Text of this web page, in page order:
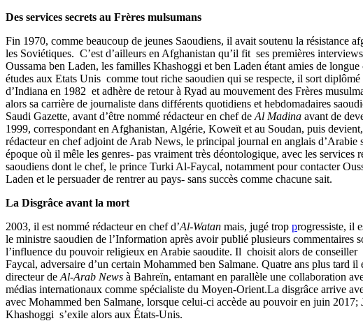
Des services secrets au Frères mulsumans
Fin 1970, comme beaucoup de jeunes Saoudiens, il avait soutenu la résistance
les Soviétiques. C’est d’ailleurs en Afghanistan qu’il fit ses premières
Oussama ben Laden, les familles Khashoggi et ben Laden étant amies de longue
études aux Etats Unis comme tout riche saoudien qui se respecte, il sort
d’Indiana en 1982 et adhère de retour à Ryad au mouvement des Frères
alors sa carrière de journaliste dans différents quotidiens et hebdomadaires
Saudi Gazette, avant d’être nommé rédacteur en chef de Al Madina avant de
1999, correspondant en Afghanistan, Algérie, Koweït et au Soudan, puis
rédacteur en chef adjoint de Arab News, le principal journal en anglais d’Arabie
époque où il mêle les genres- pas vraiment très déontologique, avec les services
saoudiens dont le chef, le prince Turki Al-Faycal, notamment pour contacter
Laden et le persuader de rentrer au pays- sans succès comme chacune sait.
La Disgrâce avant la mort
2003, il est nommé rédacteur en chef d’Al-Watan mais, jugé trop progressiste, il
le ministre saoudien de l’Information après avoir publié plusieurs commentaires
l’influence du pouvoir religieux en Arabie saoudite. Il choisit alors de
Faycal, adversaire d’un certain Mohammed ben Salmane. Quatre ans plus tard il
directeur de Al-Arab News à Bahreïn, entamant en parallèle une collaboration
médias internationaux comme spécialiste du Moyen-Orient.La disgrâce arrive
avec Mohammed ben Salmane, lorsque celui-ci accède au pouvoir en juin 2017;
Khashoggi s’exile alors aux États-Unis.